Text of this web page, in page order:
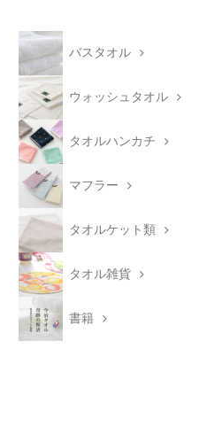
バスタオル
ウォッシュタオル
タオルハンカチ
マフラー
タオルケット類
タオル雑貨
書籍